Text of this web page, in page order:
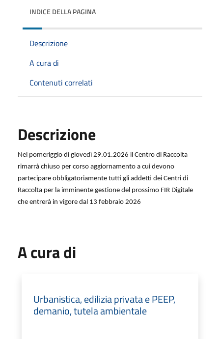
INDICE DELLA PAGINA
Descrizione
A cura di
Contenuti correlati
Descrizione
Nel pomeriggio di giovedì 29.01.2026 il Centro di Raccolta
rimarrà chiuso per corso aggiornamento a cui devono
partecipare obbligatoriamente tutti gli addetti dei Centri di
Raccolta per la imminente gestione del prossimo FIR Digitale
che entrerà in vigore dal 13 febbraio 2026
A cura di
Urbanistica, edilizia privata e PEEP,
demanio, tutela ambientale